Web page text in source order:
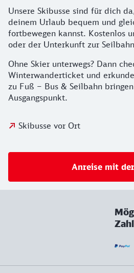
Unsere Skibusse sind für dich
deinem Urlaub bequem und
fortbewegen kannst. Kostenlos
oder der Unterkunft zur
Ohne Skier unterwegs? Dann
Winterwanderticket und
zu Fuß – Bus & Seilbahn
Ausgangspunkt.
Skibusse vor Ort
Anreise mit